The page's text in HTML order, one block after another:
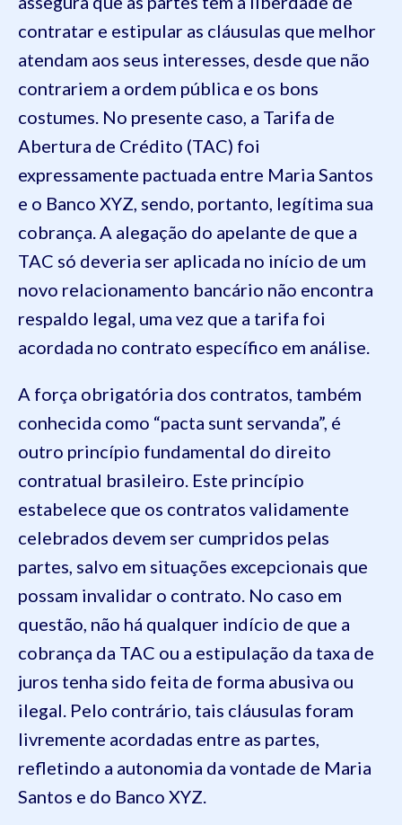
contratar e estipular as cláusulas que melhor
atendam aos seus interesses, desde que não
contrariem a ordem pública e os bons
costumes. No presente caso, a Tarifa de
Abertura de Crédito (TAC) foi
expressamente pactuada entre Maria Santos
e o Banco XYZ, sendo, portanto, legítima sua
cobrança. A alegação do apelante de que a
TAC só deveria ser aplicada no início de um
novo relacionamento bancário não encontra
respaldo legal, uma vez que a tarifa foi
acordada no contrato específico em análise.
A força obrigatória dos contratos, também
conhecida como “pacta sunt servanda”, é
outro princípio fundamental do direito
contratual brasileiro. Este princípio
estabelece que os contratos validamente
celebrados devem ser cumpridos pelas
partes, salvo em situações excepcionais que
possam invalidar o contrato. No caso em
questão, não há qualquer indício de que a
cobrança da TAC ou a estipulação da taxa de
juros tenha sido feita de forma abusiva ou
ilegal. Pelo contrário, tais cláusulas foram
livremente acordadas entre as partes,
refletindo a autonomia da vontade de Maria
Santos e do Banco XYZ.